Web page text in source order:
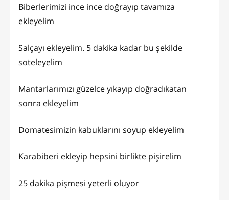
Biberlerimizi ince ince doğrayıp tavamıza
ekleyelim
Salçayı ekleyelim. 5 dakika kadar bu şekilde
soteleyelim
Mantarlarımızı güzelce yıkayıp doğradıkatan
sonra ekleyelim
Domatesimizin kabuklarını soyup ekleyelim
Karabiberi ekleyip hepsini birlikte pişirelim
25 dakika pişmesi yeterli oluyor